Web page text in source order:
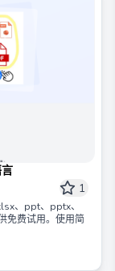
1
、ppt、pptx、
免费试用。使用简